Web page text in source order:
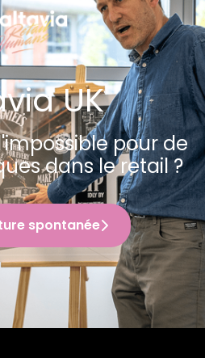
UK
pour de
dans le retail ?
spontanée